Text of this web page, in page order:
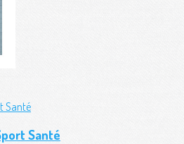
Santé